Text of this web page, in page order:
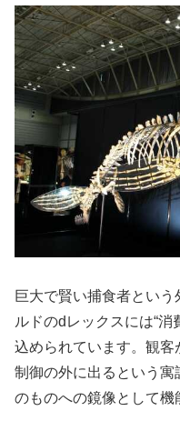
巨大で賢い捕食者とい
ルドのdレックスには“
込められています。観客
制御の外に出るという
のものへの鏡像として機